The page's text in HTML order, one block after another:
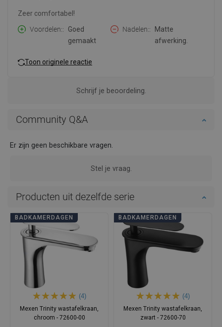
Zeer comfortabel!
Voordelen:
Goed
gemaakt
Nadelen:
Matte
afwerking.
Toon originele reactie
Schrijf je beoordeling.
Community Q&A
Er zijn geen beschikbare vragen.
Stel je vraag.
Producten uit dezelfde serie
BADKAMERDAGEN
(4)
Mexen Trinity wastafelkraan,
chroom - 72600-00
BADKAMERDAGEN
(4)
Mexen Trinity wastafelkraan,
zwart - 72600-70